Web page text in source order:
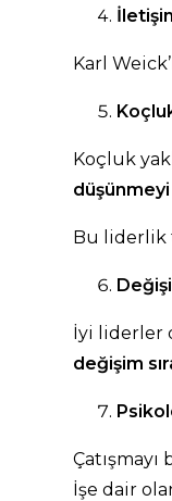
Karl
Koçluk
Bu liderlik
İyi liderler
değişim
Çatışmayı
İşe dair